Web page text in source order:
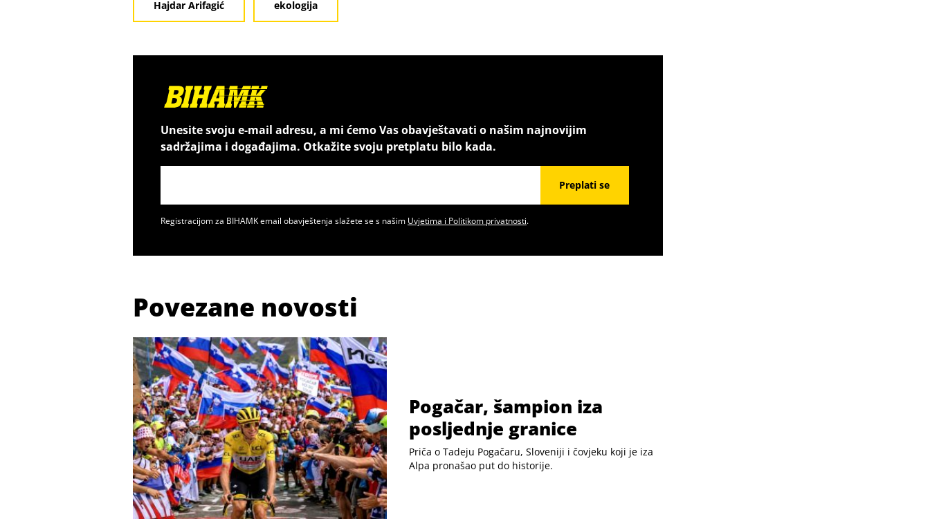
Hajdar Arifagić ekologija
Unesite svoju e-mail adresu, a mi ćemo Vas obavještavati o našim najnovijim
sadržajima i događajima. Otkažite svoju pretplatu bilo kada.
Preplati se
Registracijom za BIHAMK email obavještenja slažete se s našim Uvjetima i Politikom privatnosti.
Povezane novosti
Pogačar, šampion iza
posljednje granice
Priča o Tadeju Pogačaru, Sloveniji i čovjeku koji je iza
Alpa pronašao put do historije.